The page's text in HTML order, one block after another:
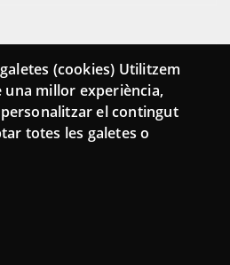
(cookies) Utilitzem
millor experiència,
el contingut
totes les galetes o